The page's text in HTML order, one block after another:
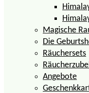
Magische
Die
Räuchersets
Angebote